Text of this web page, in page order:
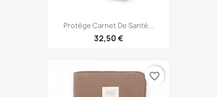
Protège Carnet De Santé...
32,50 €
favorite_border